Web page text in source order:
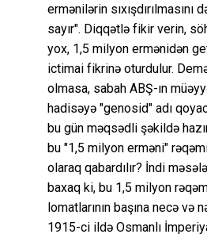
ermənilərin sıxışdırılmasını
sayır". Diqqətlə fikir verin,
yox, 1,5 milyon ermənidən
ictimai fikrinə oturdulur.
olmasa, sabah ABŞ-ın
hadisəyə "genosid" adı
bu gün məqsədli şəkildə
bu "1,5 milyon erməni"
olaraq qabardılır? İndi
baxaq ki, bu 1,5 milyon
lomatlarının başına necə və
1915-ci ildə Osmanlı